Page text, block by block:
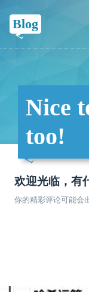
Blog
Nice
too!
欢迎光临，有
你的精彩评论可能会